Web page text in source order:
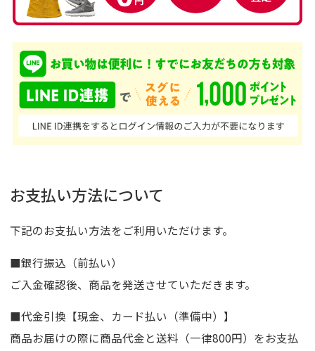
お支払い方法について
下記のお支払い方法をご利用いただけます。
■銀行振込（前払い）
ご入金確認後、商品を発送させていただきます。
■代金引換【現金、カード払い（準備中）】
商品お届けの際に商品代金と送料（一律800円）をお支払